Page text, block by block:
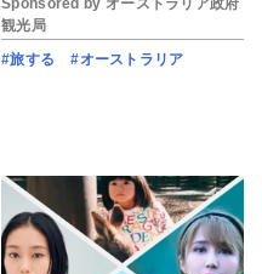
Sponsored by オーストラリア政府
観光局
#旅する
#オーストラリア